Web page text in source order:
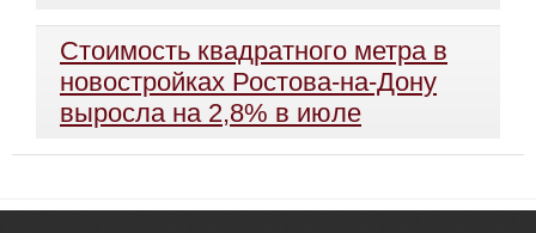
Стоимость квадратного метра в
новостройках Ростова-на-Дону
выросла на 2,8% в июле